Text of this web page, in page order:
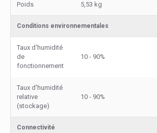
Poids 5,53 kg
Conditions environnementales
Taux d'humidité
de
fonctionnement
10 - 90%
Taux d'humidité
relative
(stockage)
10 - 90%
Connectivité